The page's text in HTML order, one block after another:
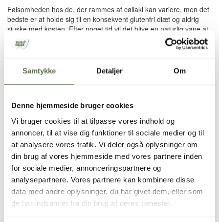
Samtykke Detaljer Om
Denne hjemmeside bruger cookies
Vi bruger cookies til at tilpasse vores indhold og
annoncer, til at vise dig funktioner til sociale medier og til
at analysere vores trafik. Vi deler også oplysninger om
din brug af vores hjemmeside med vores partnere inden
for sociale medier, annonceringspartnere og
analysepartnere. Vores partnere kan kombinere disse
data med andre oplysninger, du har givet dem, eller som
de har indsamlet fra din brug af deres tjenester.
Følsomheden hos de, der rammes af cøliaki kan variere, men det
bedste er at holde sig til en konsekvent glutenfri diæt og aldrig
sjuske med kosten. Efter noget tid vil det blive en naturlig vane at
spise glutenfrit og de fleste glutenintolerante oplever ikke sig selv
som syge. Med andre ord: du kan leve som normalt og stadig
nyde god mad – det eneste det kræver er lidt planlægning.
Læs mere på Cøliakiforbundets hjemmeside her:
www.coeliaki.dk
Bageglæde med Valsemøllen
Glutenfakta
Tips til venner og famile
Kontakt
Valsemøllen A/S
Havnegade 58